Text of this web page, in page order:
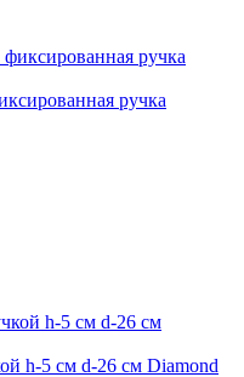
ручка
h-5 см d-26 см Diamond